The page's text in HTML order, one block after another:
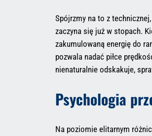
Spójrzmy na to z
zaczyna się już w stopach.
zakumulowaną energię do
pozwala nadać piłce
nienaturalnie odskakuje,
Psychologia
Na poziomie elitarnym